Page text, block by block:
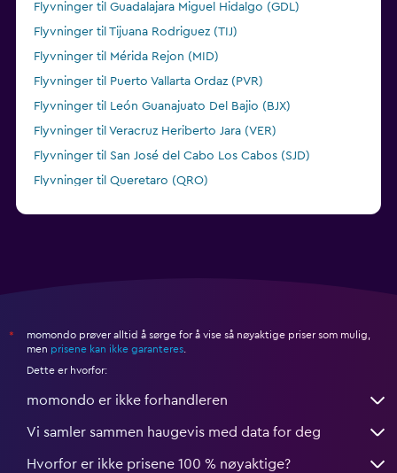
Flyvninger til Guadalajara Miguel Hidalgo (GDL)
Flyvninger til Tijuana Rodriguez (TIJ)
Flyvninger til Mérida Rejon (MID)
Flyvninger til Puerto Vallarta Ordaz (PVR)
Flyvninger til León Guanajuato Del Bajio (BJX)
Flyvninger til Veracruz Heriberto Jara (VER)
Flyvninger til San José del Cabo Los Cabos (SJD)
Flyvninger til Queretaro (QRO)
*
momondo prøver alltid å sørge for å vise så nøyaktige priser som mulig,
men prisene kan ikke garanteres
Dette er hvorfor:
momondo er ikke forhandleren
Vi samler sammen haugevis med data for deg
Hvorfor er ikke prisene 100 % nøyaktige?